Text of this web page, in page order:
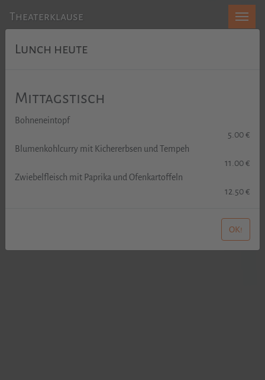
Theaterklause
Lunch heute
Mittagstisch
Bohneneintopf
5.00 €
Blumenkohlcurry mit Kichererbsen und Tempeh
11.00 €
Zwiebelfleisch mit Paprika und Ofenkartoffeln
12.50 €
OK!